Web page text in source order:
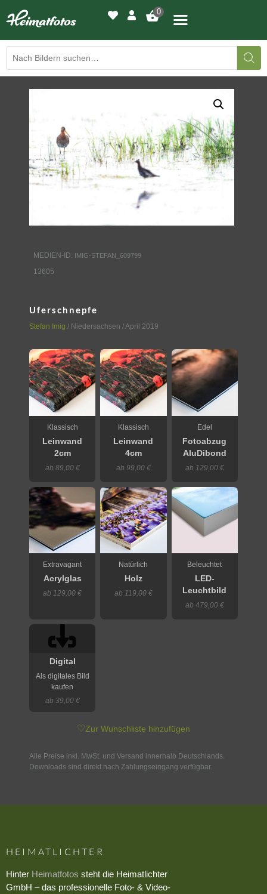
0
DRUCKQUALITÄTEN
LED-LEUCHTBILDER
WIR DRUCKEN IHR BILD
AUSSTELLUNGEN
KONTAKT
MEDIEN-ID: IMIG-STEFAN_609799
13605
Uferschnepfe
Stefan Imig / Niedersachsen / April 2019
Klassisch
Leinwand
2cm
ab 89,00 €
Klassisch
Leinwand
4cm
ab 99,00 €
Edel
Fotoabzug
AluDibond
ab 129,00 €
Extravagant
Acrylglas
ab 129,00 €
Natürlich
Holz
ab 119,00 €
Beleuchtet
LED-
Leuchtbild
ab 479,00 €
Digital
Als digitales Bild
kaufen
ab 39,00 €
♡Zur Wunschliste hinzufügen
Alle Preise inkl. MwSt. und Versand innerhalb Deutschlands.
Downloads sind direkt nach Zahlungseingang verfügbar.
HEIMATLICHTER
Hinter Heimatfotos steht die Heimatlichter
GmbH – das professionelle Foto- & Video-